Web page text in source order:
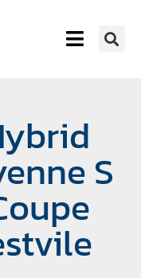
S